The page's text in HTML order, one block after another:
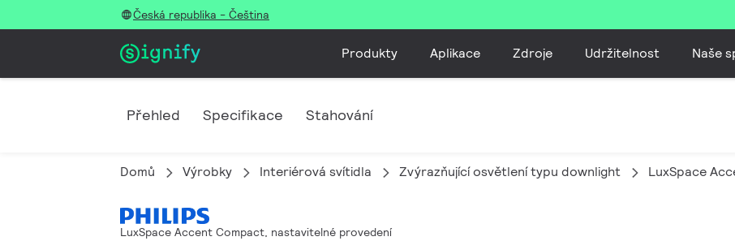
Česká republika - Čeština
Produkty Aplikace Zdroje Udržitelnost Naše
Přehled Specifikace Stahování
Domů Výrobky Interiérová svítidla Zvýrazňující osvětlení typu downlight LuxSpace
LuxSpace Accent Compact, nastavitelné provedení